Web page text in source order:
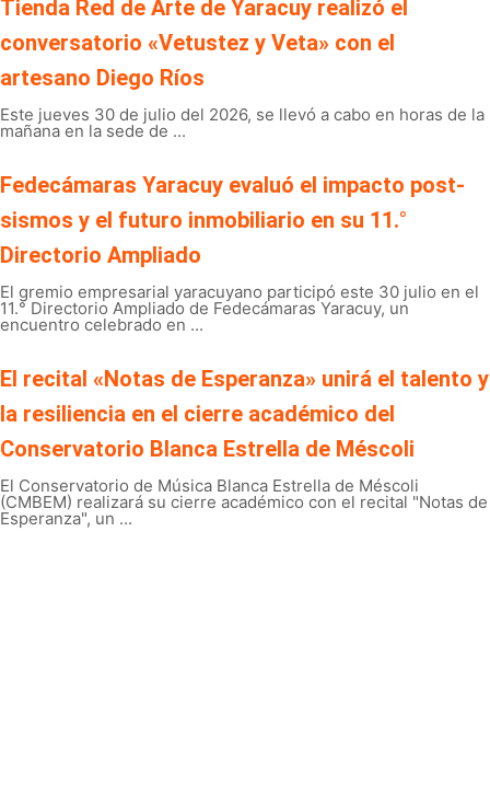
Tienda Red de Arte de Yaracuy realizó el
conversatorio «Vetustez y Veta» con el
artesano Diego Ríos
Este jueves 30 de julio del 2026, se llevó a cabo en horas de la
mañana en la sede de ...
Fedecámaras Yaracuy evaluó el impacto post-
sismos y el futuro inmobiliario en su 11.°
Directorio Ampliado
El gremio empresarial yaracuyano participó este 30 julio en el
11.° Directorio Ampliado de Fedecámaras Yaracuy, un
encuentro celebrado en ...
El recital «Notas de Esperanza» unirá el talento y
la resiliencia en el cierre académico del
Conservatorio Blanca Estrella de Méscoli
El Conservatorio de Música Blanca Estrella de Méscoli
(CMBEM) realizará su cierre académico con el recital "Notas de
Esperanza", un ...